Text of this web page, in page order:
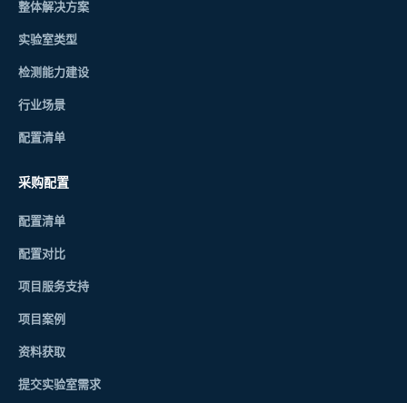
整体解决方案
实验室类型
检测能力建设
行业场景
配置清单
采购配置
配置清单
配置对比
项目服务支持
项目案例
资料获取
提交实验室需求